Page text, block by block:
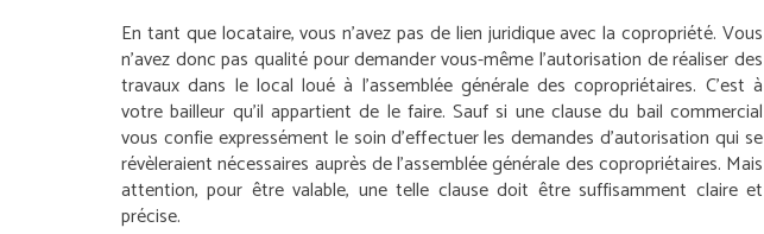
En tant que locataire, vous n’avez pas de lien juridique avec la copropriété. Vous
n’avez donc pas qualité pour demander vous-même l’autorisation de réaliser des
travaux dans le local loué à l’assemblée générale des copropriétaires. C’est à
votre bailleur qu’il appartient de le faire. Sauf si une clause du bail commercial
vous confie expressément le soin d’effectuer les demandes d’autorisation qui se
révèleraient nécessaires auprès de l’assemblée générale des copropriétaires. Mais
attention, pour être valable, une telle clause doit être suffisamment claire et
précise.